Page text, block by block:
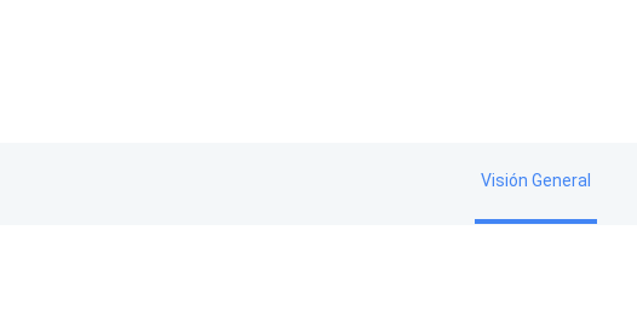
Visión General